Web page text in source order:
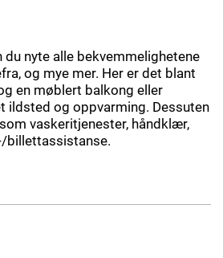
du nyte alle bekvemmelighetene
og mye mer. Her er det blant
en møblert balkong eller
ildsted og oppvarming. Dessuten
vaskeritjenester, håndklær,
billettassistanse.